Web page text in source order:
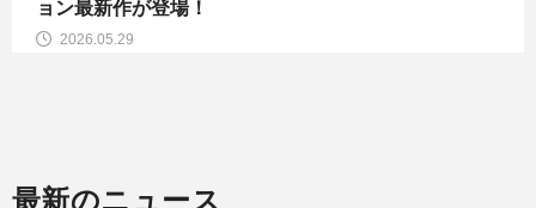
2026.02.20
最新のニュース